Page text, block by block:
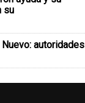
su
autoridades